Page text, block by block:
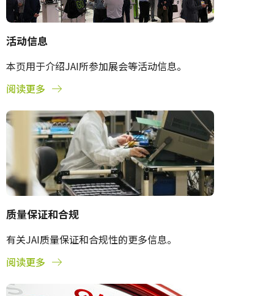
活动信息
本页用于介绍JAI所参加展会等活动信息。
阅读更多
质量保证和合规
有关JAI质量保证和合规性的更多信息。
阅读更多